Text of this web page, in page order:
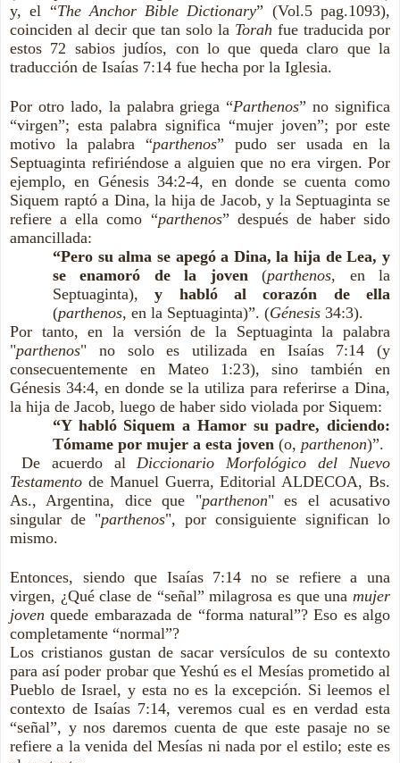
y, el “The Anchor Bible Dictionary” (Vol.5 pag.1093),
coinciden al decir que tan solo la Torah fue traducida por
estos 72 sabios judíos, con lo que queda claro que la
traducción de Isaías 7:14 fue hecha por la Iglesia.
Por otro lado, la palabra griega “Parthenos” no significa
“virgen”; esta palabra significa “mujer joven”; por este
motivo la palabra “parthenos” pudo ser usada en la
Septuaginta refiriéndose a alguien que no era virgen. Por
ejemplo, en Génesis 34:2-4, en donde se cuenta como
Siquem raptó a Dina, la hija de Jacob, y la Septuaginta se
refiere a ella como “parthenos” después de haber sido
amancillada:
“Pero su alma se apegó a Dina, la hija de Lea, y
se enamoró de la joven(parthenos, en la
Septuaginta),y habló al corazón de ella
(parthenos, en la Septuaginta)”. (Génesis 34:3).
Por tanto, en la versión de la Septuaginta la palabra
"parthenos" no solo es utilizada en Isaías 7:14 (y
consecuentemente en Mateo 1:23), sino también en
Génesis 34:4, en donde se la utiliza para referirse a Dina,
la hija de Jacob, luego de haber sido violada por Siquem:
“Y habló Siquem a Hamor su padre, diciendo:
Tómame por mujer a esta joven (o, parthenon)”.
De acuerdo al Diccionario Morfológico del Nuevo
Testamento de Manuel Guerra, Editorial ALDECOA, Bs.
As., Argentina, dice que "parthenon" es el acusativo
singular de "parthenos", por consiguiente significan lo
mismo.
Entonces, siendo que Isaías 7:14 no se refiere a una
virgen, ¿Qué clase de “señal” milagrosa es que una mujer
joven quede embarazada de “forma natural”? Eso es algo
completamente “normal”?
Los cristianos gustan de sacar versículos de su contexto
para así poder probar que Yeshú es el Mesías prometido al
Pueblo de Israel, y esta no es la excepción. Si leemos el
contexto de Isaías 7:14, veremos cual es en verdad esta
“señal”, y nos daremos cuenta de que este pasaje no se
refiere a la venida del Mesías ni nada por el estilo; este es